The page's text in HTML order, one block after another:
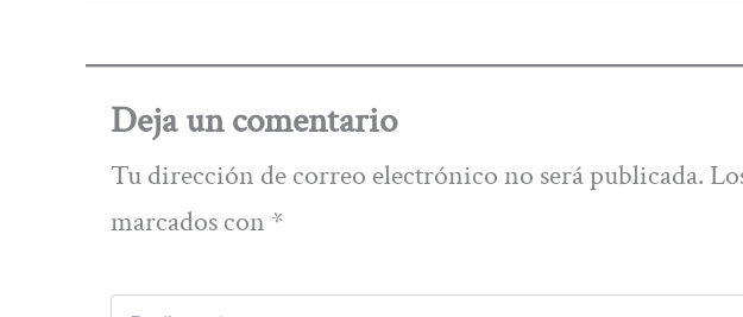
Deja un comentario
Tu dirección de correo electrónico no será publicada.
marcados con *
Escribe